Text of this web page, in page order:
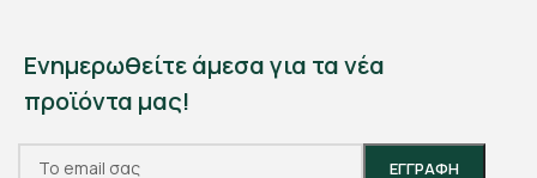
Ενημερωθείτε άμεσα για τα νέα
προϊόντα μας!